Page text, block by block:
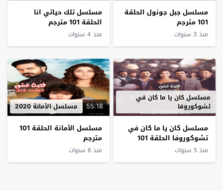
مسلسل جبل جونول الحلقة
101 مترجم
منذ 3 سنوات
مسلسل تلك حياتي انا
الحلقة 101 مترجم
منذ 4 سنوات
2:11:38
مسلسل كان يا ما كان في
تشوكوروفا
مسلسل كان يا ما كان في
تشوكوروفا الحلقة 101
مترجم
منذ 5 سنوات
55:18 مسلسل الأمانة 2020
مسلسل الأمانة الحلقة 101
مترجم
منذ 6 سنوات